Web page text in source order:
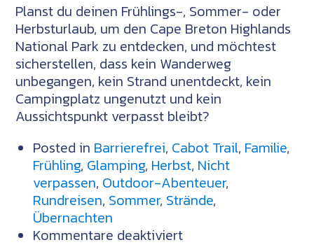
Planst du deinen Frühlings-, Sommer- oder
Herbsturlaub, um den Cape Breton Highlands
National Park zu entdecken, und möchtest
sicherstellen, dass kein Wanderweg
unbegangen, kein Strand unentdeckt, kein
Campingplatz ungenutzt und kein
Aussichtspunkt verpasst bleibt?
Posted in Barrierefrei, Cabot Trail, Familie,
Frühling, Glamping, Herbst, Nicht
verpassen, Outdoor-Abenteuer,
Rundreisen, Sommer, Strände,
Übernachten
Kommentare deaktiviertfür